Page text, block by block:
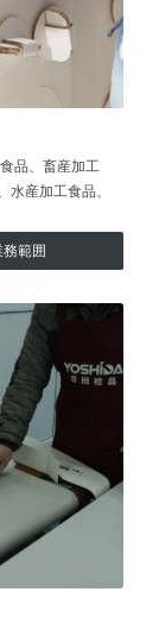
品、畜産加工
水産加工食品、
務範囲